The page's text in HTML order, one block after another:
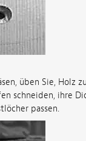
üben Sie, Holz
schneiden, ihre
passen.